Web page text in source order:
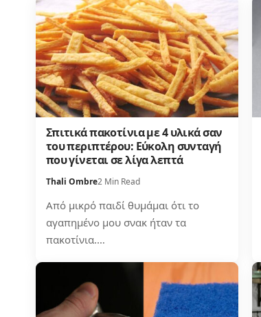
Σπιτικά πακοτίνια με 4 υλικά σαν
του περιπτέρου: Εύκολη συνταγή
που γίνεται σε λίγα λεπτά
Thali Ombre2 Min Read
Από μικρό παιδί θυμάμαι ότι το
αγαπημένο μου σνακ ήταν τα
πακοτίνια.…